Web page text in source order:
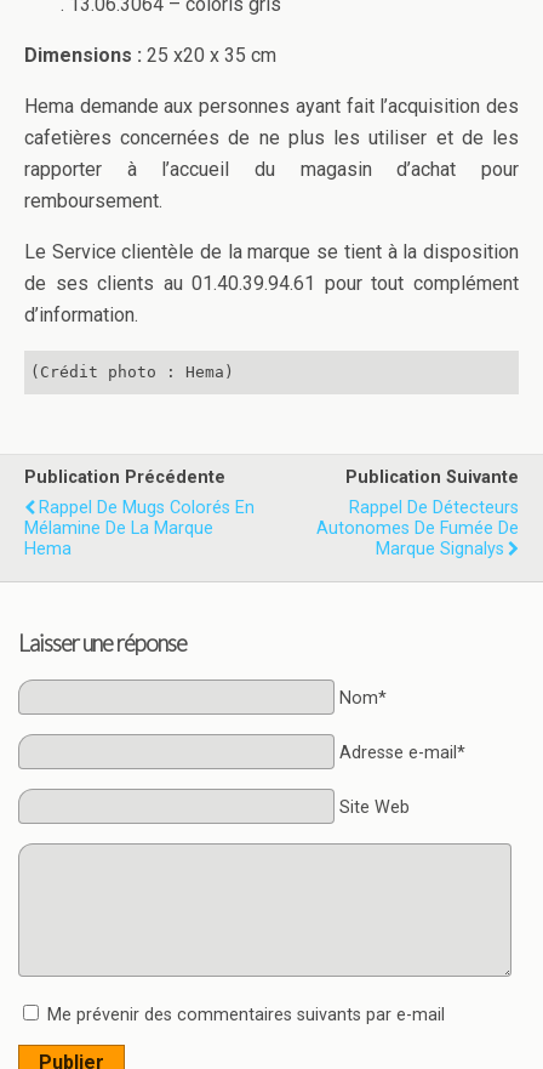
Dimensions : 25 x20 x 35 cm
Hema demande aux personnes ayant fait l’acquisition des
cafetières concernées de ne plus les utiliser et de les
rapporter à l’accueil du magasin d’achat pour
remboursement.
Le Service clientèle de la marque se tient à la disposition
de ses clients au 01.40.39.94.61 pour tout complément
d’information.
(Crédit photo : Hema)
Publication Précédente
Rappel De Mugs Colorés En
Mélamine De La Marque
Hema
Publication Suivante
Rappel De Détecteurs
Autonomes De Fumée De
Marque Signalys
Laisser une réponse
Nom*
Adresse e-mail*
Site Web
Me prévenir des commentaires suivants par e-mail
Publier